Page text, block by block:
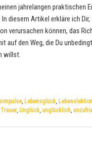
jahrelangen praktischen
diesem Artikel erkläre ich
verursachen können, das
auf den Weg, die Du
willst.
, Lebensglück
Trauer Unglück unglücklich